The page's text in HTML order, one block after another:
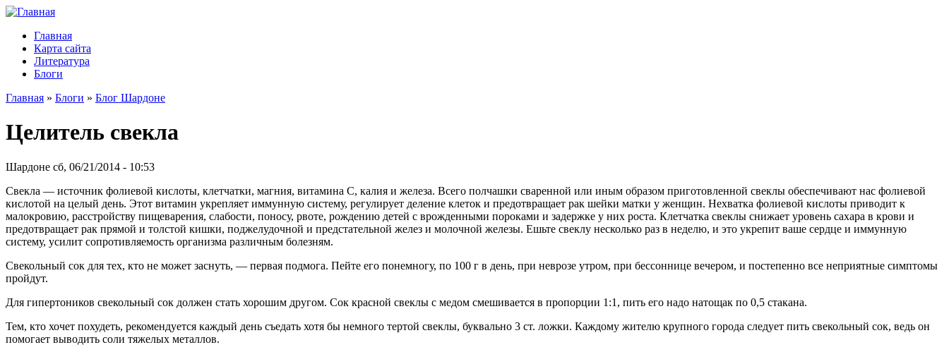
Главная
Карта сайта
Литература
Блоги
Главная » Блоги » Блог Шардоне
Целитель свекла
Шардоне сб, 06/21/2014 - 10:53
Свекла — источник фолиевой кислоты, клетчатки, магния, витамина С, калия и железа. Всего полчашки сваренной или иным образом приготовленной свеклы обеспечивают нас фолиевой
кислотой на целый день. Этот витамин укрепляет иммунную систему, регулирует деление клеток и предотвращает рак шейки матки у женщин. Нехватка фолиевой кислоты приводит к
малокровию, расстройству пищеварения, слабости, поносу, рвоте, рождению детей с врожденными пороками и задержке у них роста. Клетчатка свеклы снижает уровень сахара в крови и
предотвращает рак прямой и толстой кишки, поджелудочной и предстательной желез и молочной железы. Ешьте свеклу несколько раз в неделю, и это укрепит ваше сердце и иммунную
систему, усилит сопротивляемость организма различным болезням.
Свекольный сок для тех, кто не может заснуть, — первая подмога. Пейте его понемногу, по 100 г в день, при неврозе утром, при бессоннице вечером, и постепенно все неприятные симптомы
пройдут.
Для гипертоников свекольный сок должен стать хорошим другом. Сок красной свеклы с медом смешивается в пропорции 1:1, пить его надо натощак по 0,5 стакана.
Тем, кто хочет похудеть, рекомендуется каждый день съедать хотя бы немного тертой свеклы, буквально 3 ст. ложки. Каждому жителю крупного города следует пить свекольный сок, ведь он
помогает выводить соли тяжелых металлов.